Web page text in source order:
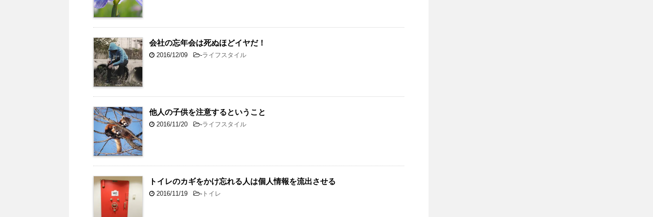
会社の忘年会は死ぬほどイヤだ！
2016/12/09 -ライフスタイル
他人の子供を注意するということ
2016/11/20 -ライフスタイル
トイレのカギをかけ忘れる人は個人情報を流出させる
2016/11/19 - トイレ